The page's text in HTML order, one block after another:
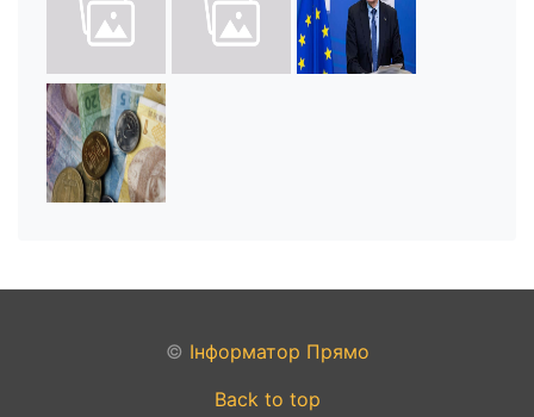
© Інформатор Прямо
Back to top